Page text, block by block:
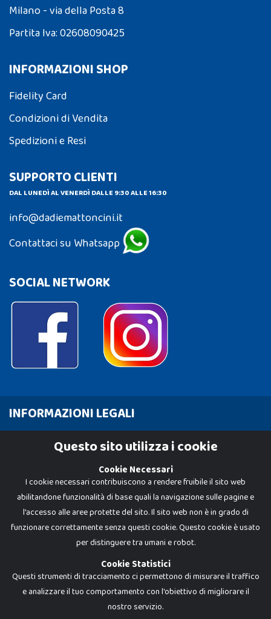
Milano - via della Posta 8
Partita Iva: 02608090425
INFORMAZIONI SHOP
Fidelity Card
Condizioni di Vendita
Spedizioni e Resi
SUPPORTO CLIENTI
DAL LUNEDÌ AL VENERDÌ DALLE 9:30 ALLE 16:30
info@dadiemattoncini.it
Contattaci su Whatsapp
SOCIAL NETWORK
INFORMAZIONI LEGALI
Cookie Policy
Dadi e Mattoncini è un brand di Giocabene Srl. Ogni riproduzione o utilizzo non
Questo sito utilizza i cookie
Cookie Necessari
I cookie necessari contribuiscono a rendere fruibile il sito web
abilitandone funzionalità di base quali la navigazione sulle pagine e
l'accesso alle aree protette del sito. Il sito web non è in grado di
funzionare correttamente senza questi cookie. Questo cookie è usato
per distinguere tra umani e robot.
Cookie Statistici
Questi strumenti di tracciamento ci permettono di misurare il traffico
e analizzare il tuo comportamento con l'obiettivo di migliorare il
nostro servizio.